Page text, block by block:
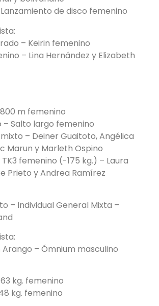
de disco femenino
– Keirin femenino
– Lina Hernández y Elizabeth
m femenino
– Salto largo femenino
– Deiner Guaitoto, Angélica
Marun y Marleth Ospino
femenino (-175 kg.) – Laura
Prieto y Andrea Ramírez
– Individual General Mixta –
– Ómnium masculino
kg. femenino
kg. femenino